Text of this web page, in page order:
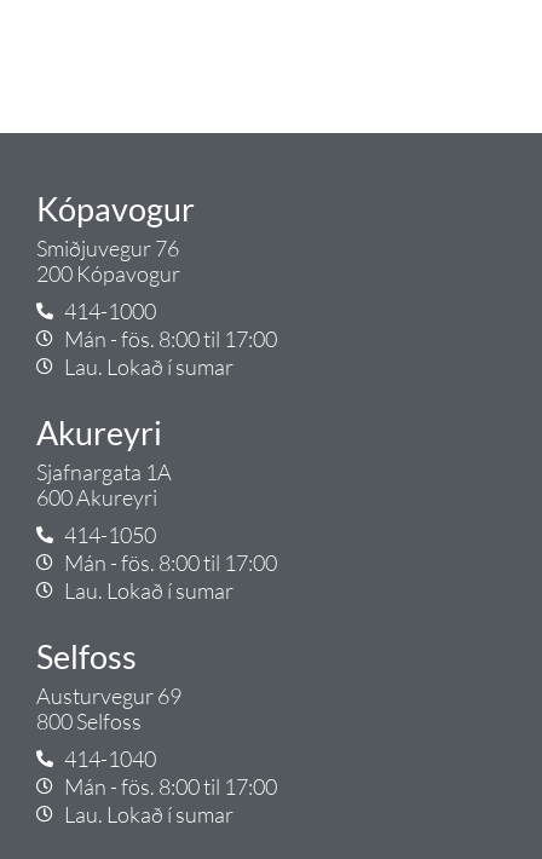
Kópavogur
Smiðjuvegur 76
200 Kópavogur
414-1000
Mán - fös. 8:00 til 17:00
Lau. Lokað í sumar
Akureyri
Sjafnargata 1A
600 Akureyri
414-1050
Mán - fös. 8:00 til 17:00
Lau. Lokað í sumar
Selfoss
Austurvegur 69
800 Selfoss
414-1040
Mán - fös. 8:00 til 17:00
Lau. Lokað í sumar